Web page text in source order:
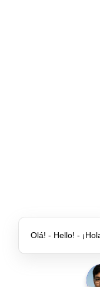
Olá! - Hello! -